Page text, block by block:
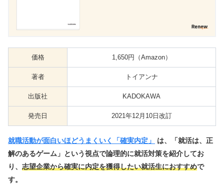
価格 1,650円（Amazon）
著者 トイアンナ
出版社 KADOKAWA
発売日 2021年12月10日改訂
就職活動が面白いほどうまくいく「確実内定」
は、「就活は、正
解のあるゲーム」という視点で論理的に就活対策を紹介してお
り、 志望企業から確実に内定を獲得したい就活生におすすめで
す。